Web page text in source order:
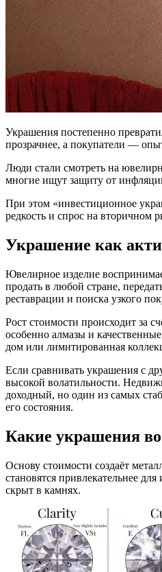
Украшения постепенно
прозрачнее, а покупатели —
Люди стали смотреть на
многие ищут защиту от
При этом «инвестиционное
редкость и спрос на вторичном
Украшение как
Ювелирное изделие
продать в любой стране,
реставрации и поиска узкого
Рост стоимости происходит за
особенно алмазы и
дом или лимитированная
Если сравнивать украшения с
высокой волатильности.
доходный, но один из самых
его состояния.
Какие украшения
Основу стоимости создаёт
становятся привлекательнее
скрыт в камнях.